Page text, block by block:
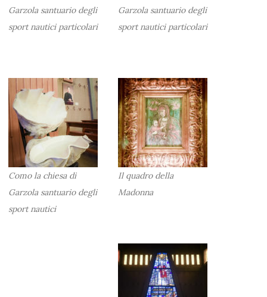
Garzola santuario degli
sport nautici particolari
Garzola santuario degli
sport nautici particolari
Como la chiesa di
Garzola santuario degli
sport nautici
Il quadro della
Madonna